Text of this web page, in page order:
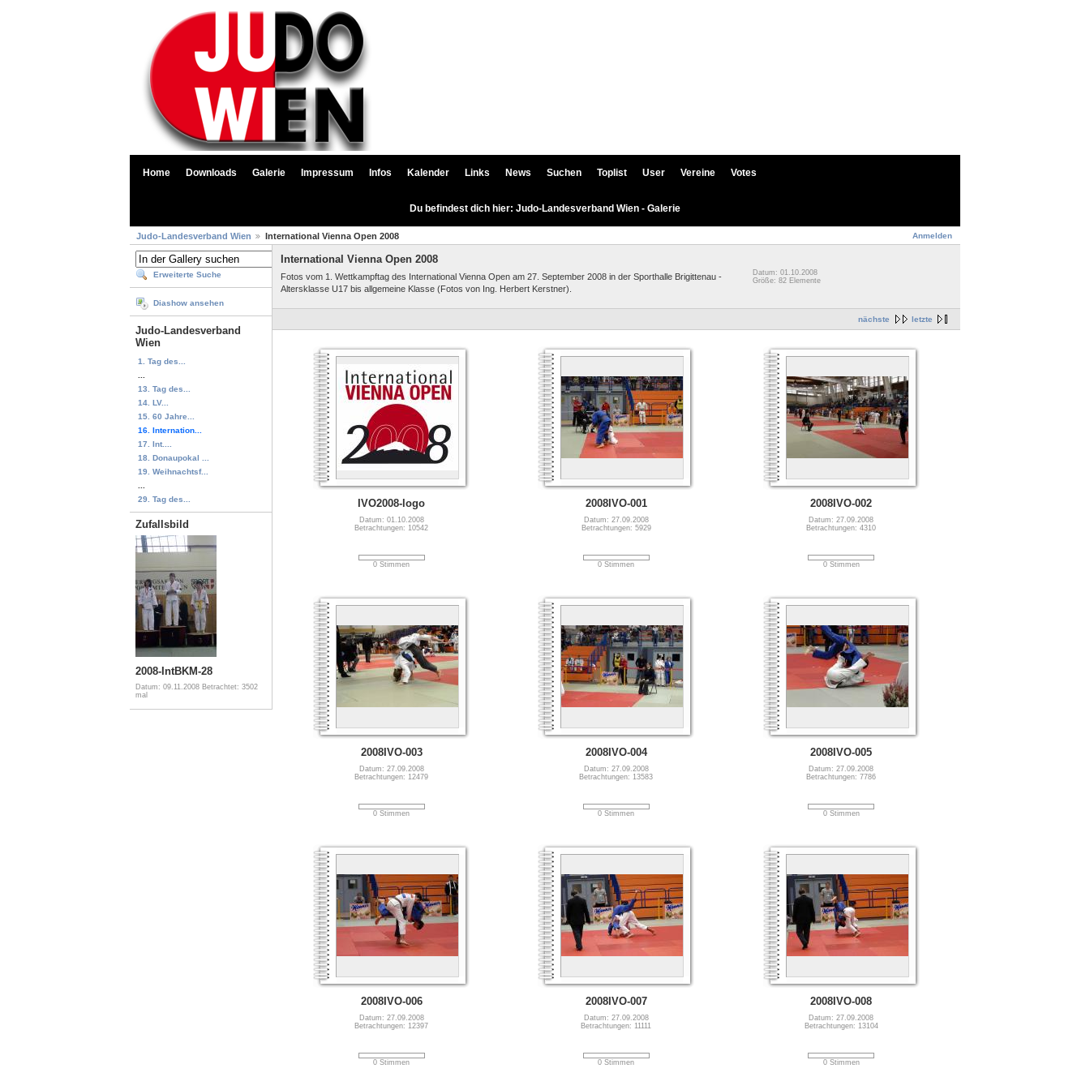
Home Downloads Galerie Impressum Infos Kalender Links News Suchen Toplist User Vereine Votes
Du befindest dich hier: Judo-Landesverband Wien - Galerie
Anmelden
Judo-Landesverband Wien International Vienna Open 2008
Erweiterte Suche
Diashow ansehen
Judo-Landesverband
Wien
1. Tag des...
13. Tag des...
14. LV...
15. 60 Jahre...
16. Internation...
17. Int....
18. Donaupokal ...
19. Weihnachtsf...
29. Tag des...
Zufallsbild
2008-IntBKM-28
Datum: 09.11.2008 Betrachtet: 3502
mal
International Vienna Open 2008
Fotos vom 1. Wettkampftag des International Vienna Open am 27. September 2008 in der Sporthalle Brigittenau -
Altersklasse U17 bis allgemeine Klasse (Fotos von Ing. Herbert Kerstner).
Datum: 01.10.2008
Größe: 82 Elemente
nächste letzte
IVO2008-logo
Datum: 01.10.2008
Betrachtungen: 10542
0 Stimmen
2008IVO-001
Datum: 27.09.2008
Betrachtungen: 5929
0 Stimmen
2008IVO-002
Datum: 27.09.2008
Betrachtungen: 4310
0 Stimmen
2008IVO-003
Datum: 27.09.2008
Betrachtungen: 12479
0 Stimmen
2008IVO-004
Datum: 27.09.2008
Betrachtungen: 13583
0 Stimmen
2008IVO-005
Datum: 27.09.2008
Betrachtungen: 7786
0 Stimmen
2008IVO-006
Datum: 27.09.2008
Betrachtungen: 12397
0 Stimmen
2008IVO-007
Datum: 27.09.2008
Betrachtungen: 11111
0 Stimmen
2008IVO-008
Datum: 27.09.2008
Betrachtungen: 13104
0 Stimmen